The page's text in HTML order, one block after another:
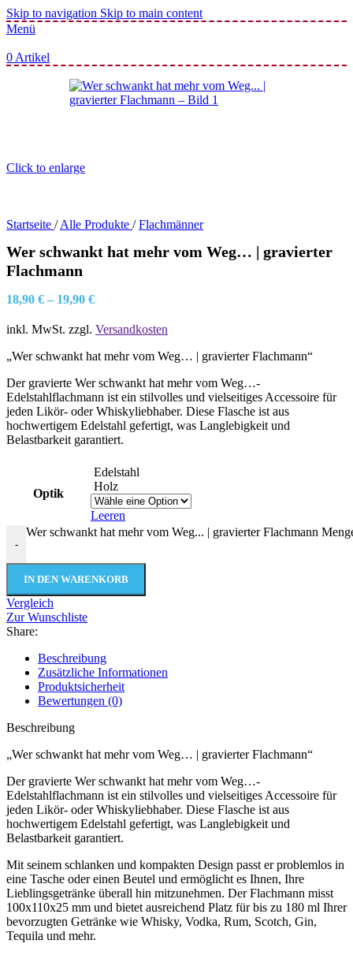
Skip to navigation Skip to main content
Menü
0 Artikel
Click to enlarge
Startseite / Alle Produkte / Flachmänner
Wer schwankt hat mehr vom Weg… | gravierter
Flachmann
18,90 € – 19,90 €
inkl. MwSt. zzgl. Versandkosten
„Wer schwankt hat mehr vom Weg… | gravierter Flachmann“
Der gravierte Wer schwankt hat mehr vom Weg…-
Edelstahlflachmann ist ein stilvolles und vielseitiges Accessoire für
jeden Likör- oder Whiskyliebhaber. Diese Flasche ist aus
hochwertigem Edelstahl gefertigt, was Langlebigkeit und
Belastbarkeit garantiert.
Optik
Edelstahl
Holz
Leeren
-
Wer schwankt hat mehr vom Weg... | gravierter Flachmann
IN DEN WARENKORB
Vergleich
Zur Wunschliste
Share:
Beschreibung
Zusätzliche Informationen
Produktsicherheit
Bewertungen (0)
Beschreibung
„Wer schwankt hat mehr vom Weg… | gravierter Flachmann“
Der gravierte Wer schwankt hat mehr vom Weg…-
Edelstahlflachmann ist ein stilvolles und vielseitiges Accessoire für
jeden Likör- oder Whiskyliebhaber. Diese Flasche ist aus
hochwertigem Edelstahl gefertigt, was Langlebigkeit und
Belastbarkeit garantiert.
Mit seinem schlanken und kompakten Design passt er problemlos in
eine Tasche oder einen Beutel und ermöglicht es Ihnen, Ihre
Lieblingsgetränke überall hin mitzunehmen. Der Flachmann misst
100x110x25 mm und bietet ausreichend Platz für bis zu 180 ml Ihrer
bevorzugten Getränke wie Whisky, Vodka, Rum, Scotch, Gin,
Tequila und mehr.